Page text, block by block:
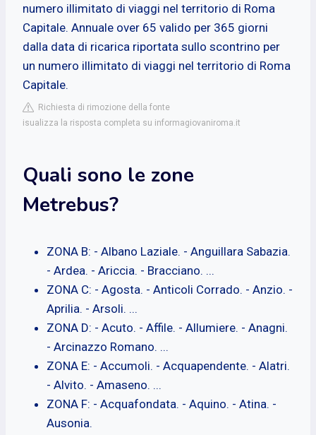
numero illimitato di viaggi nel territorio di Roma
Capitale. Annuale over 65 valido per 365 giorni
dalla data di ricarica riportata sullo scontrino per
un numero illimitato di viaggi nel territorio di Roma
Capitale.
Richiesta di rimozione della fonte
isualizza la risposta completa su informagiovaniroma.it
Quali sono le zone
Metrebus?
ZONA B: - Albano Laziale. - Anguillara Sabazia.
- Ardea. - Ariccia. - Bracciano. ...
ZONA C: - Agosta. - Anticoli Corrado. - Anzio. -
Aprilia. - Arsoli. ...
ZONA D: - Acuto. - Affile. - Allumiere. - Anagni.
- Arcinazzo Romano. ...
ZONA E: - Accumoli. - Acquapendente. - Alatri.
- Alvito. - Amaseno. ...
ZONA F: - Acquafondata. - Aquino. - Atina. -
Ausonia.